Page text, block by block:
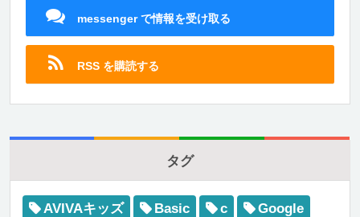
messenger で情報を受け取る
RSS を購読する
タグ
AVIVAキッズ Basic c
Google